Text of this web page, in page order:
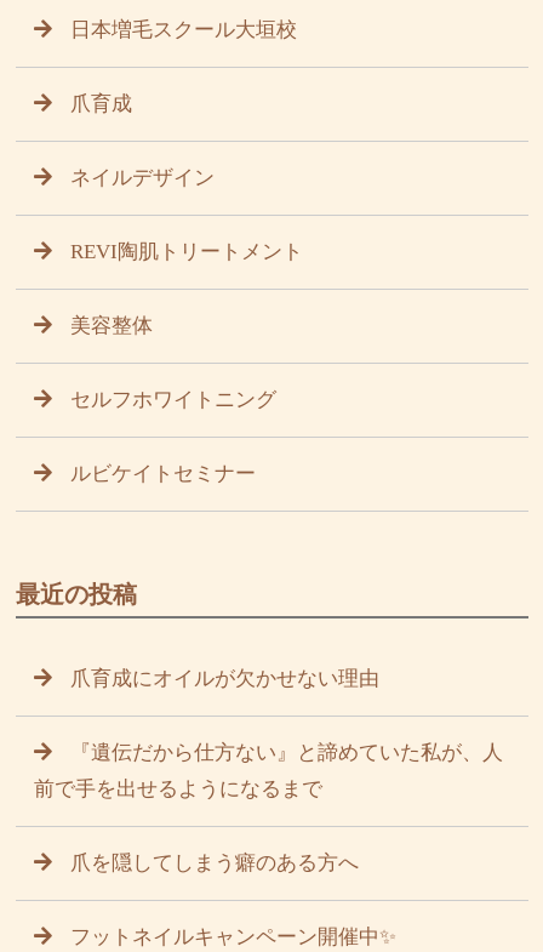
日本増毛スクール大垣校
爪育成
ネイルデザイン
REVI陶肌トリートメント
美容整体
セルフホワイトニング
ルビケイトセミナー
最近の投稿
爪育成にオイルが欠かせない理由
『遺伝だから仕方ない』と諦めていた私が、人
前で手を出せるようになるまで
爪を隠してしまう癖のある方へ
フットネイルキャンペーン開催中✨